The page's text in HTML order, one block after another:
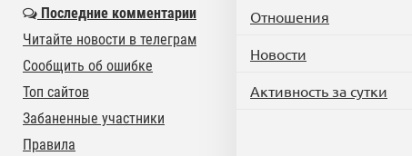
Отношения
Новости
Активность за сутки
Последние комментарии
Читайте новости в телеграм
Сообщить об ошибке
Топ сайтов
Забаненные участники
Правила